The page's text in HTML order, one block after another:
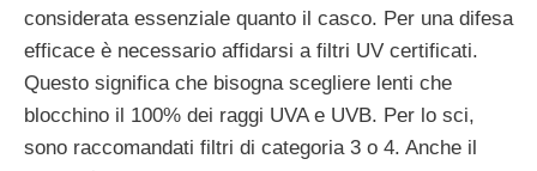
considerata essenziale quanto il casco. Per una difesa
efficace è necessario affidarsi a filtri UV certificati.
Questo significa che bisogna scegliere lenti che
blocchino il 100% dei raggi UVA e UVB. Per lo sci,
sono raccomandati filtri di categoria 3 o 4. Anche il